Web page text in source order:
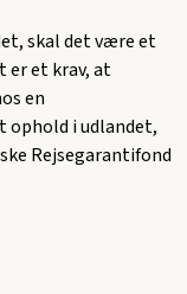
skal det være et
er et krav, at
en
ophold i udlandet,
Rejsegarantifond